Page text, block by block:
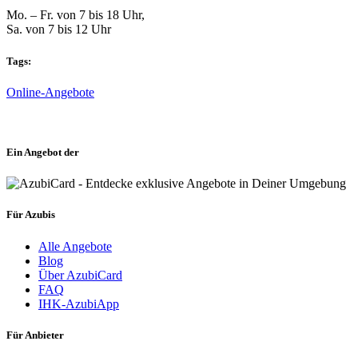
Mo. – Fr. von 7 bis 18 Uhr,
Sa. von 7 bis 12 Uhr
Tags:
Online-Angebote
Ein Angebot der
Für Azubis
Alle Angebote
Blog
Über AzubiCard
FAQ
IHK-AzubiApp
Für Anbieter